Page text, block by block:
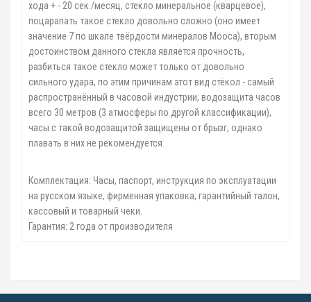
хода + - 20 сек./месяц, стекло минеральное (кварцевое),
поцарапать такое стекло довольно сложно (оно имеет
значение 7 по шкале твёрдости минералов Мооса), вторым
достоинством данного стекла является прочность,
разбиться такое стекло может только от довольно
сильного удара, по этим причинам этот вид стёкол - самый
распространённый в часовой индустрии, водозащита часов
всего 30 метров (3 атмосферы по другой классификации),
часы с такой водозащитой защищены от брызг, однако
плавать в них не рекомендуется.
Комплектация: Часы, паспорт, инструкция по эксплуатации
на русском языке, фирменная упаковка, гарантийный талон,
кассовый и товарный чеки.
Гарантия: 2 года от производителя